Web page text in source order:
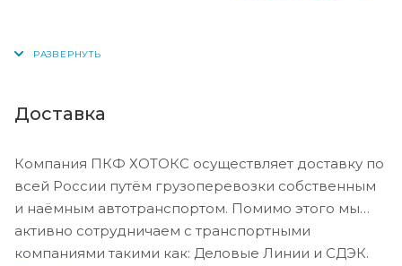
Доставка
Компания ПКФ ХОТОКС осуществляет доставку по
всей России путём грузоперевозки собственным
и наёмным автотранспортом. Помимо этого мы
активно сотрудничаем с транспортными
компаниями такими как: Деловые Линии и СДЭК.